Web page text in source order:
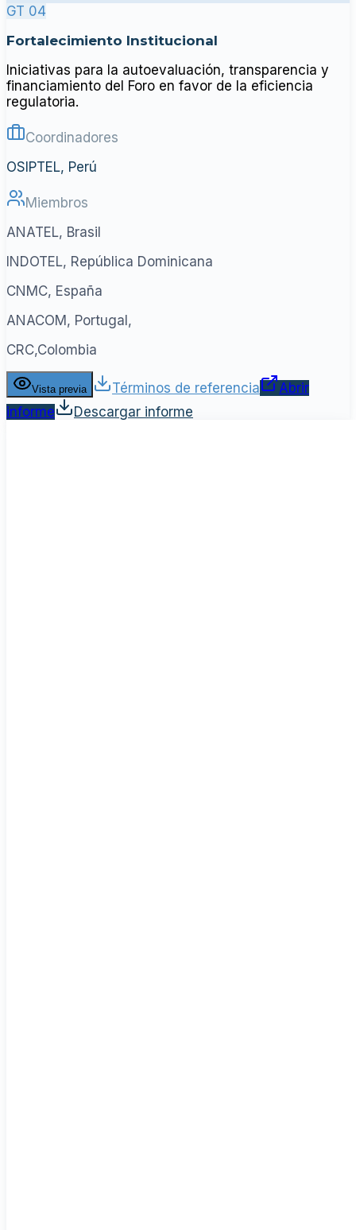
GT 04
Fortalecimiento Institucional
Iniciativas para la autoevaluación, transparencia y
financiamiento del Foro en favor de la eficiencia
regulatoria.
Coordinadores
OSIPTEL, Perú
Miembros
ANATEL, Brasil
INDOTEL, República Dominicana
CNMC, España
ANACOM, Portugal,
CRC,Colombia
Vista previa Términos de referencia
Abrir
informe
Descargar informe